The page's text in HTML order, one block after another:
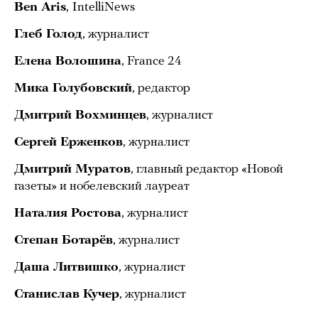
Ben Aris, IntelliNews
Глеб Голод, журналист
Елена Волошина, France 24
Мика Голубовский, редактор
Дмитрий Вохминцев, журналист
Сергей Ерженков, журналист
Дмитрий Муратов, главный редактор «Новой
газеты» и нобелевский лауреат
Наталия Ростова, журналист
Степан Ботарёв, журналист
Даша Литвишко, журналист
Станислав Кучер, журналист